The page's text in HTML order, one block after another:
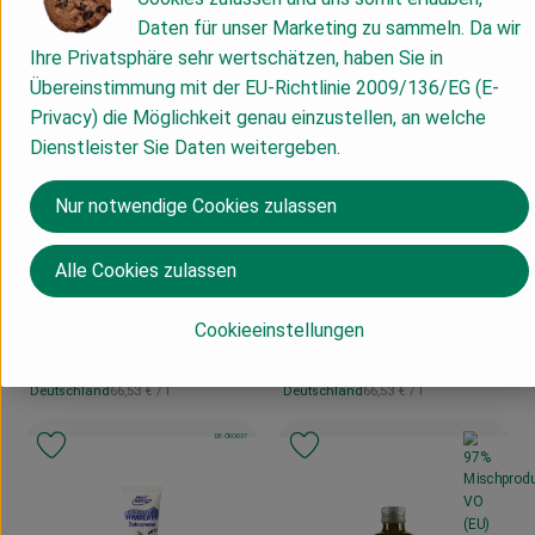
4,99 €
, Herkunft:
Deutschland, Referenzpreis:
66,53 €/ l
Produkt zum Warenkorb hinzufügen
Produkt zu Favouriten hinzufügen
, Preis:
4,99 €
Zahncreme Nelke Fenchel
, Herkunft:
Deutschland, Referenzpreis:
66,53 €/ l
, Verband:
, Verband:
, Kontrollstelle:
DE-ÖKO-037 , Verband:
Produkt zu Favouriten hinzufügen
Daten für unser Marketing zu sammeln. Da wir
Ihre Privatsphäre sehr wertschätzen, haben Sie in
Übereinstimmung mit der EU-Richtlinie 2009/136/EG (E-
Privacy) die Möglichkeit genau einzustellen, an welche
Dienstleister Sie Daten weitergeben.
Cookieeinstellungen
Nur notwendige Cookies zulassen
Alle Cookies zulassen